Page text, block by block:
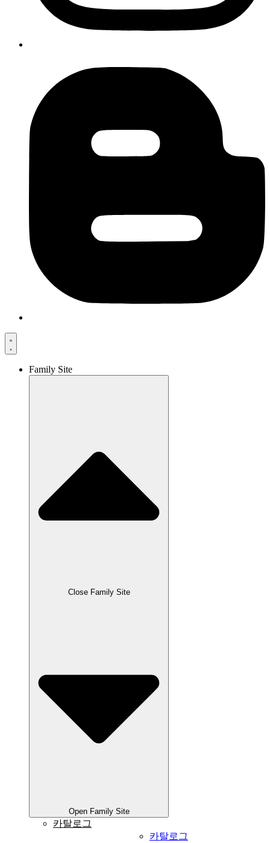
Family Site
Close Family Site
Open Family Site
카탈로그
카탈로그